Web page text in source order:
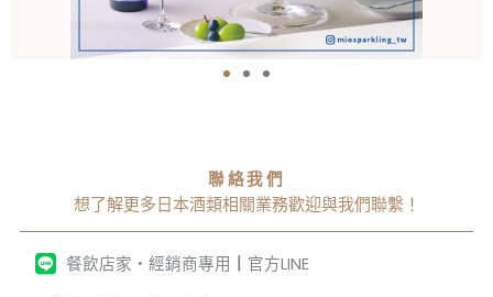
聯絡我們
想了解更多日本酒類相關業務歡迎與我們聯繫！
餐飲店家・經銷商專用┃官方LINE